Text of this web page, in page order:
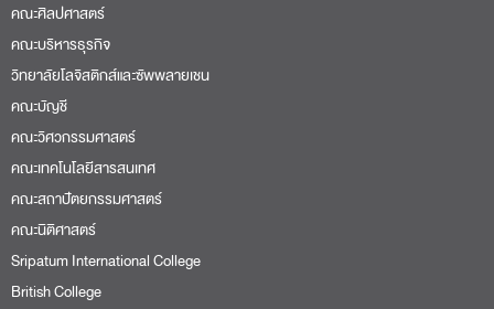
คณะศิลปศาสตร์
คณะบริหารธุรกิจ
วิทยาลัยโลจิสติกส์และซัพพลายเชน
คณะบัญชี
คณะวิศวกรรมศาสตร์
คณะเทคโนโลยีสารสนเทศ
คณะสถาปัตยกรรมศาสตร์
คณะนิติศาสตร์
Sripatum International College
British College